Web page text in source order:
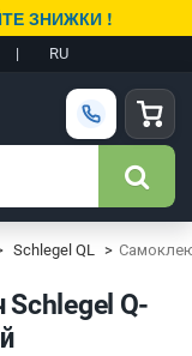
ЗНИЖКИ !
| RU
Schlegel QL
Q-